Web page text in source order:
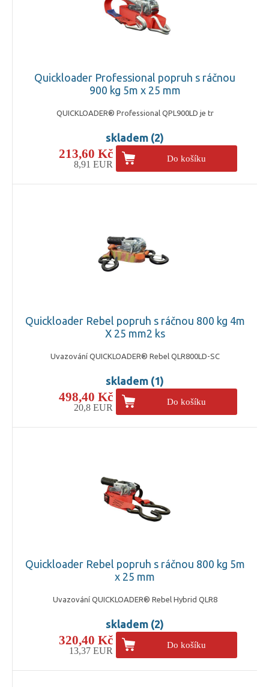
Quickloader Professional popruh s ráčnou
900 kg 5m x 25 mm
QUICKLOADER® Professional QPL900LD je tr
skladem (2)
213,60 Kč
8,91 EUR
Do košíku
Quickloader Rebel popruh s ráčnou 800 kg 4m
X 25 mm2 ks
Uvazování QUICKLOADER® Rebel QLR800LD-SC
skladem (1)
498,40 Kč
20,8 EUR
Do košíku
Quickloader Rebel popruh s ráčnou 800 kg 5m
x 25 mm
Uvazování QUICKLOADER® Rebel Hybrid QLR8
skladem (2)
320,40 Kč
13,37 EUR
Do košíku